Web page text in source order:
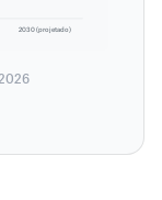
2030 (projetado)